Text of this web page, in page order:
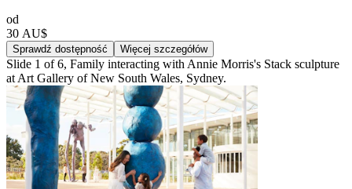
od
30 AU$
Sprawdź dostępność Więcej szczegółów
Slide 1 of 6, Family interacting with Annie Morris's Stack sculpture
at Art Gallery of New South Wales, Sydney.